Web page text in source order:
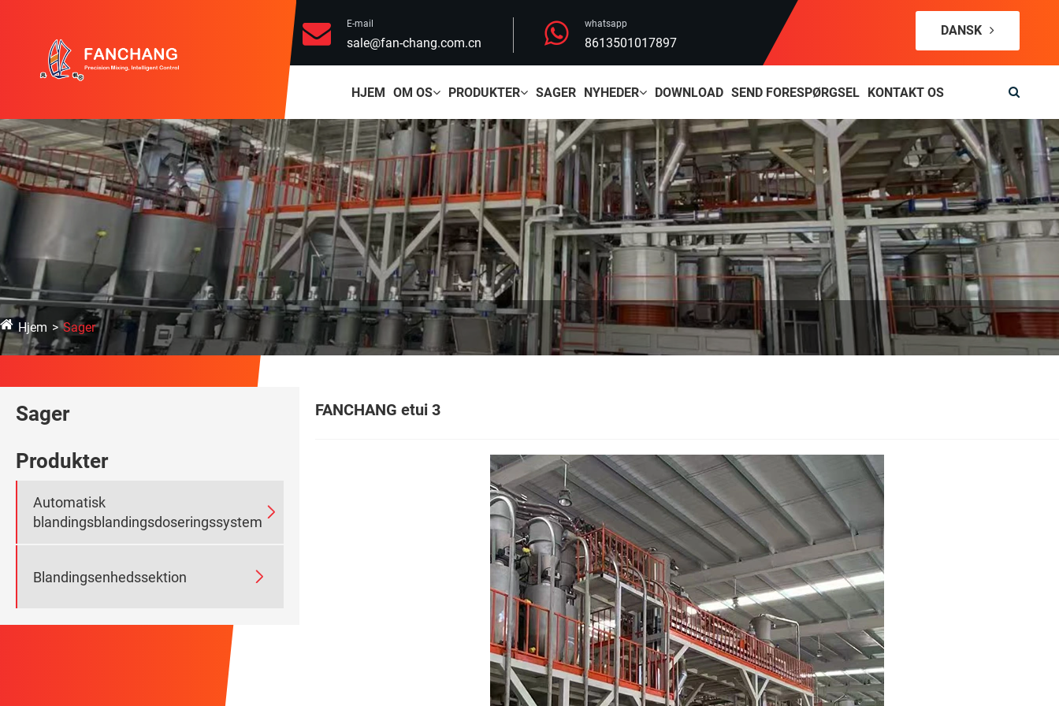
E-mail
sale@fan-chang.com.cn
whatsapp
8613501017897
DANSK
HJEM OM OS PRODUKTER SAGER NYHEDER DOWNLOAD SEND FORESPØRGSEL KONTAKT OS
Hjem Sager
Sager
Produkter
Automatisk
blandingsblandingsdoseringssystem

Blandingsenhedssektion 
FANCHANG etui 3